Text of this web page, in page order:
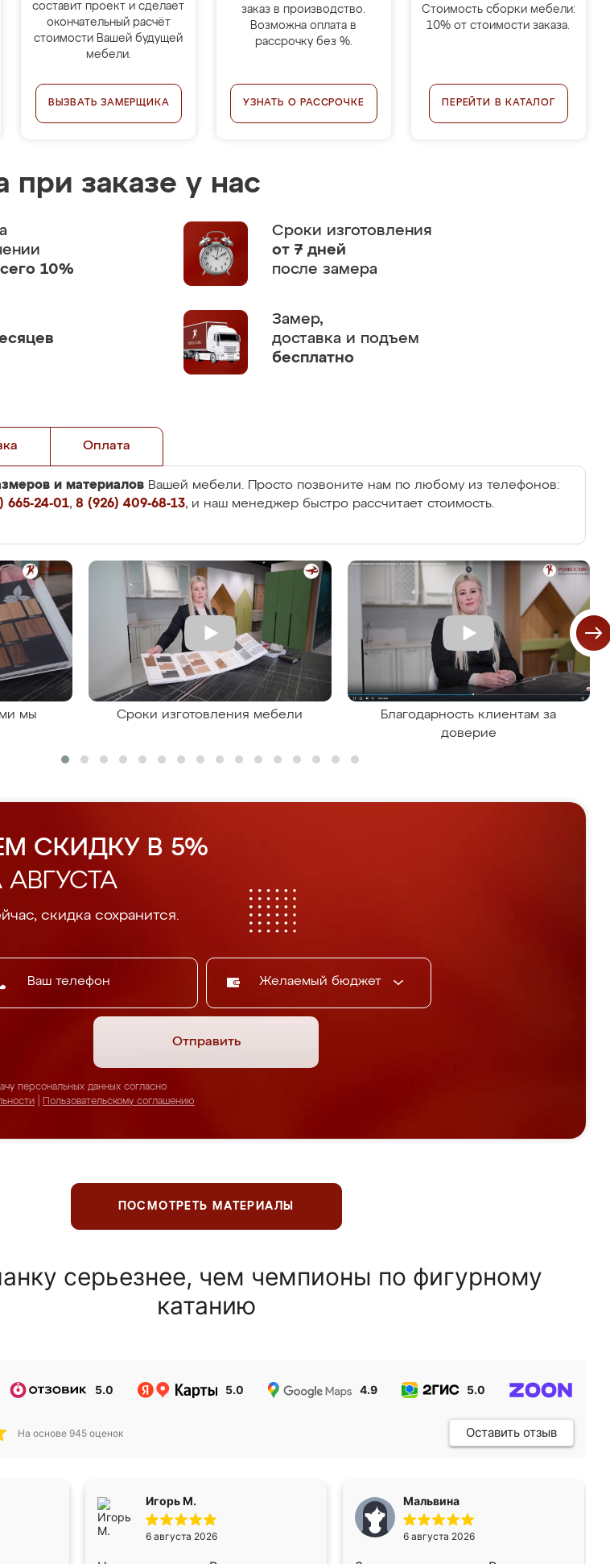
составит проект и сделает
окончательный расчёт
стоимости Вашей будущей
мебели.
ВЫЗВАТЬ ЗАМЕРЩИКА
заказ в производство.
Возможна оплата в
рассрочку без %.
УЗНАТЬ О РАССРОЧКЕ
Стоимость сборки мебели:
10% от стоимости заказа.
ПЕРЕЙТИ В КАТАЛОГ
при заказе у нас
10%
Сроки изготовления
от 7 дней
после замера
Замер,
доставка и подъем
бесплатно
Оплата
и материалов Вашей мебели. Просто позвоните нам по любому из телефонов:
665-24-01, 8 (926) 409-68-13, и наш менеджер быстро рассчитает стоимость.
мы
Сроки изготовления мебели
Благодарность клиентам за
доверие
СКИДКУ В 5%
скидка сохранится.
Желаемый бюджет
Отправить
персональных данных согласно
Пользовательскому соглашению
ПОСМОТРЕТЬ МАТЕРИАЛЫ
серьезнее, чем чемпионы по фигурному
катанию
5.0 5.0 4.9 5.0
На основе 945 оценок Оставить отзыв
Игорь М.
6 августа 2026
Мальвина
6 августа 2026